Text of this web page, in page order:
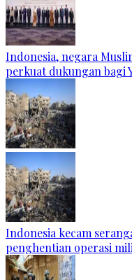
Indonesia, negara
perkuat dukungan bagi
Indonesia kecam
penghentian operasi